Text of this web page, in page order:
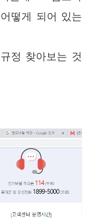
떻게 되어 있는
정 찾아보는 것